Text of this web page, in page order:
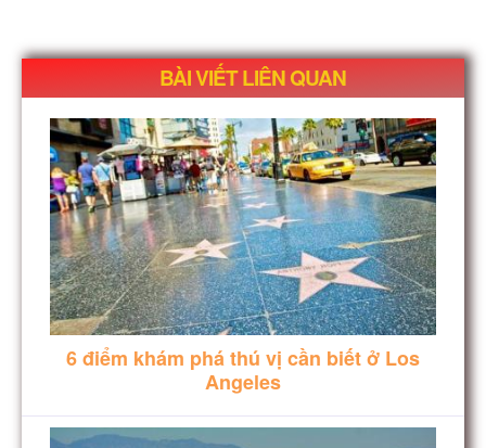
BÀI VIẾT LIÊN QUAN
6 điểm khám phá thú vị cần biết ở Los
Angeles